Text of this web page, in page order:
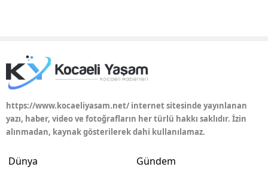
https://www.kocaeliyasam.net/ internet sitesinde yayınlanan
yazı, haber, video ve fotoğrafların her türlü hakkı saklıdır. İzin
alınmadan, kaynak gösterilerek dahi kullanılamaz.
Dünya
Gündem